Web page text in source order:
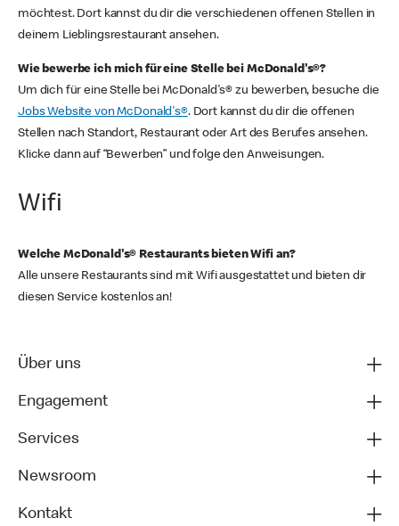
möchtest. Dort kannst du dir die verschiedenen offenen Stellen in
deinem Lieblingsrestaurant ansehen.
Wie bewerbe ich mich für eine Stelle bei McDonald's®?
Um dich für eine Stelle bei McDonald's® zu bewerben, besuche die
Jobs Website von McDonald's®. Dort kannst du dir die offenen
Stellen nach Standort, Restaurant oder Art des Berufes ansehen.
Klicke dann auf “Bewerben” und folge den Anweisungen.
Wifi
Welche McDonald's® Restaurants bieten Wifi an?
Alle unsere Restaurants sind mit Wifi ausgestattet und bieten dir
diesen Service kostenlos an!
Über uns
Engagement
Services
Newsroom
Kontakt